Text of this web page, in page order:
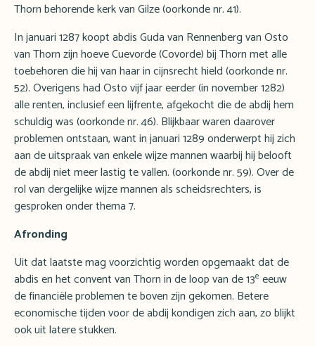
Thorn behorende kerk van Gilze (oorkonde nr. 41).
In januari 1287 koopt abdis Guda van Rennenberg van Osto
van Thorn zijn hoeve Cuevorde (Covorde) bij Thorn met alle
toebehoren die hij van haar in cijnsrecht hield (oorkonde nr.
52). Overigens had Osto vijf jaar eerder (in november 1282)
alle renten, inclusief een lijfrente, afgekocht die de abdij hem
schuldig was (oorkonde nr. 46). Blijkbaar waren daarover
problemen ontstaan, want in januari 1289 onderwerpt hij zich
aan de uitspraak van enkele wijze mannen waarbij hij belooft
de abdij niet meer lastig te vallen. (oorkonde nr. 59). Over de
rol van dergelijke wijze mannen als scheidsrechters, is
gesproken onder thema 7.
Afronding
Uit dat laatste mag voorzichtig worden opgemaakt dat de
abdis en het convent van Thorn in de loop van de 13e eeuw
de financiële problemen te boven zijn gekomen. Betere
economische tijden voor de abdij kondigen zich aan, zo blijkt
ook uit latere stukken.